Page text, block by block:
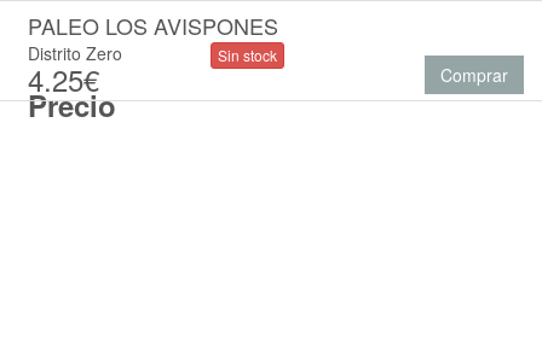
Precio
PALEO LOS AVISPONES
Distrito Zero
4.25€
Sin stock
Comprar